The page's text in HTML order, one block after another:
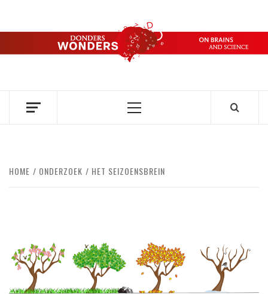
de
DONDERS
OVER HERSENEN EN WETENSCHAP // ON BRAINS AND
Primair
HOME ONDERZOEK HET SEIZOENSBREIN